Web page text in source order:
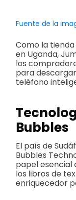
Fuente de la
Como la
en Uganda,
los
para
teléfono
Bubbles
El país de
Bubbles
papel esencial
los libros de
enriquecedor